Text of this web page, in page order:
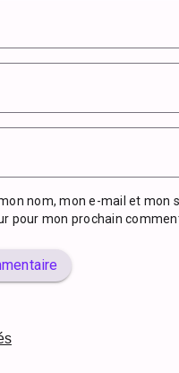
nom, mon e-mail et mon
pour mon prochain